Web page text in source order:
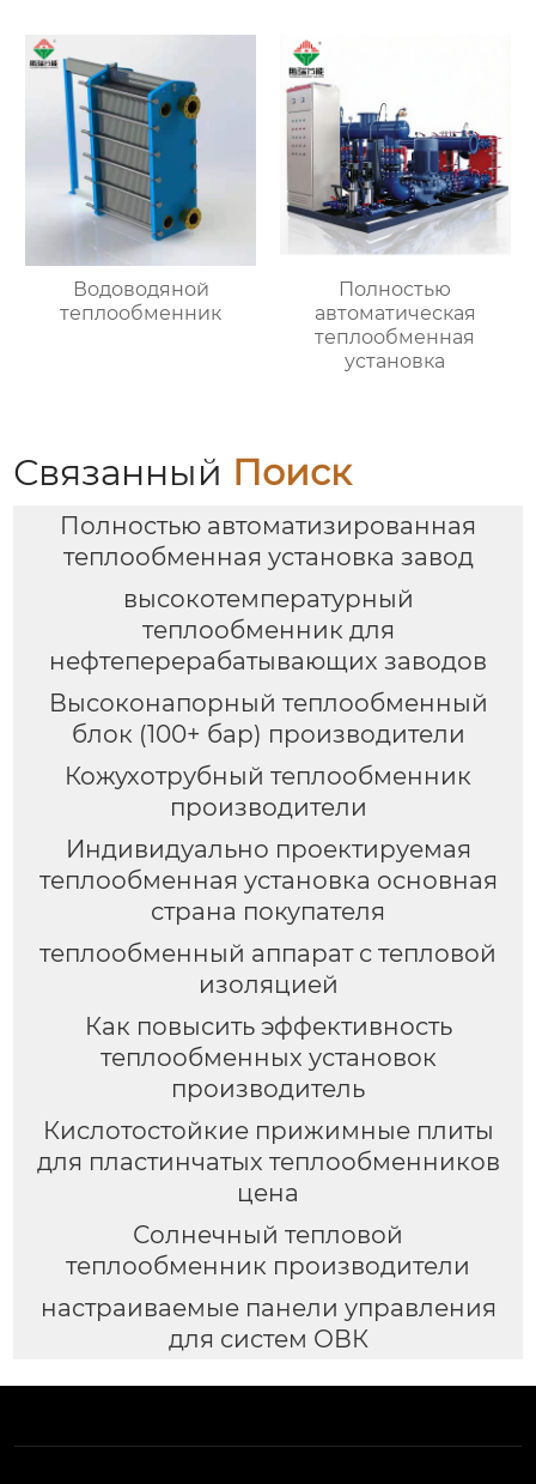
Водоводяной
теплообменник
Полностью
автоматическая
теплообменная
установка
Связанный Поиск
Полностью автоматизированная
теплообменная установка завод
высокотемпературный
теплообменник для
нефтеперерабатывающих заводов
Высоконапорный теплообменный
блок (100+ бар) производители
Кожухотрубный теплообменник
производители
Индивидуально проектируемая
теплообменная установка основная
страна покупателя
теплообменный аппарат с тепловой
изоляцией
Как повысить эффективность
теплообменных установок
производитель
Кислотостойкие прижимные плиты
для пластинчатых теплообменников
цена
Солнечный тепловой
теплообменник производители
настраиваемые панели управления
для систем ОВК